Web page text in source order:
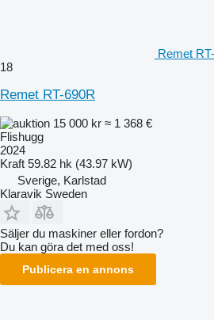
Remet
18
Remet RT-690R
15 000 kr ≈ 1 368 €
Flishugg
2024
Kraft 59.82 hk (43.97 kW)
Sverige, Karlstad
Klaravik Sweden
Säljer du maskiner eller fordon?
Du kan göra det med oss!
Publicera en annons